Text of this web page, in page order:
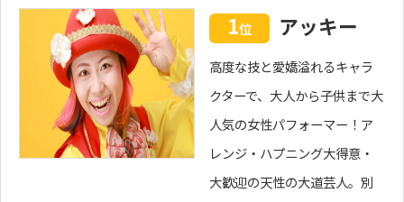
1位 アッキー
高度な技と愛嬌溢れるキャラ
クターで、大人から子供まで大
人気の女性パフォーマー！ア
レンジ・ハプニング大得意・
大歓迎の天性の大道芸人。別